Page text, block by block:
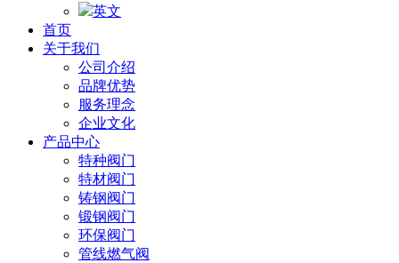
英文
首页
关于我们
公司介绍
品牌优势
服务理念
企业文化
产品中心
特种阀门
特材阀门
铸钢阀门
锻钢阀门
环保阀门
管线燃气阀